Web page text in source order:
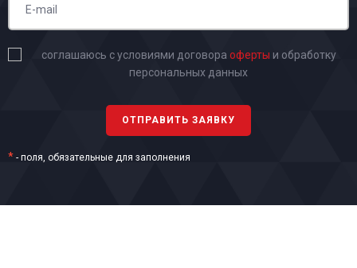
соглашаюсь с условиями договора оферты и обработку
персональных данных
* - поля, обязательные для заполнения